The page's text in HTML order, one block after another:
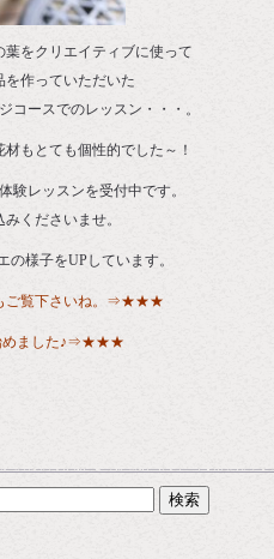
をクリエイティブに使って
を作っていただいた
コースでのレッスン・・・。
もとても個性的でした～！
験レッスンを受付中です。
くださいませ。
の様子をUPしています。
ご覧下さいね。⇒★★★
めました♪⇒★★★